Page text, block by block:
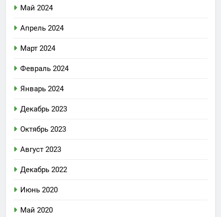
Май 2024
Апрель 2024
Март 2024
Февраль 2024
Январь 2024
Декабрь 2023
Октябрь 2023
Август 2023
Декабрь 2022
Июнь 2020
Май 2020